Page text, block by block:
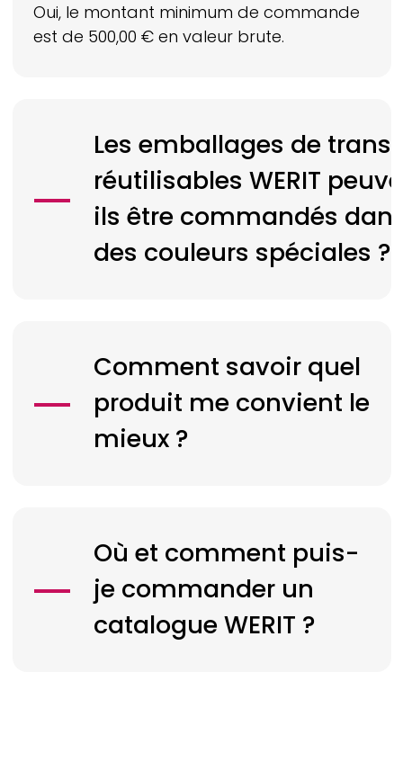
Oui, le montant minimum de commande
est de 500,00 € en valeur brute.
Les emballages de
réutilisables WERIT
ils être commandés
des couleurs spéciales ?
Comment savoir quel
produit me convient le
mieux ?
Où et comment puis-
je commander un
catalogueWERIT ?